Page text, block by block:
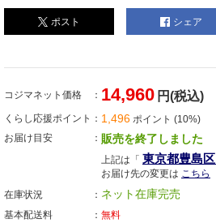
ポスト シェア
コジマネット価格 14,960 円(税込)
くらし応援ポイント 1,496 ポイント (10%)
お届け目安
販売を終了しました
上記は「 東京都豊島区
お届け先の変更は こちら
在庫状況
ネット在庫完売
基本配送料
無料